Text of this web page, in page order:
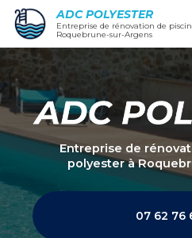
Aller
contenu
principal
ADC POLYESTER
Entreprise de rénovation de piscine en polyester à
Roquebrune-sur-Argens
Entreprise de
polyesterà
07 62 76